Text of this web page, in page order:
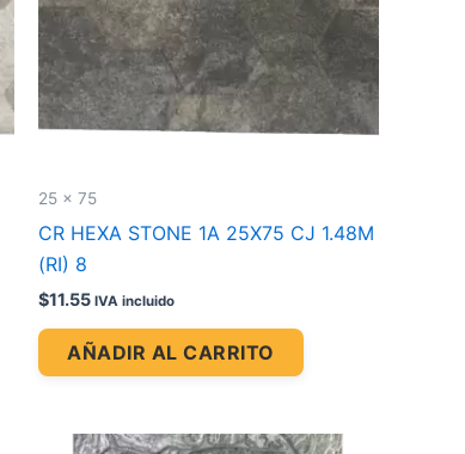
25 x 75
CR HEXA STONE 1A 25X75 CJ 1.48M
(RI) 8
$11.55 IVA incluido
AÑADIR AL CARRITO